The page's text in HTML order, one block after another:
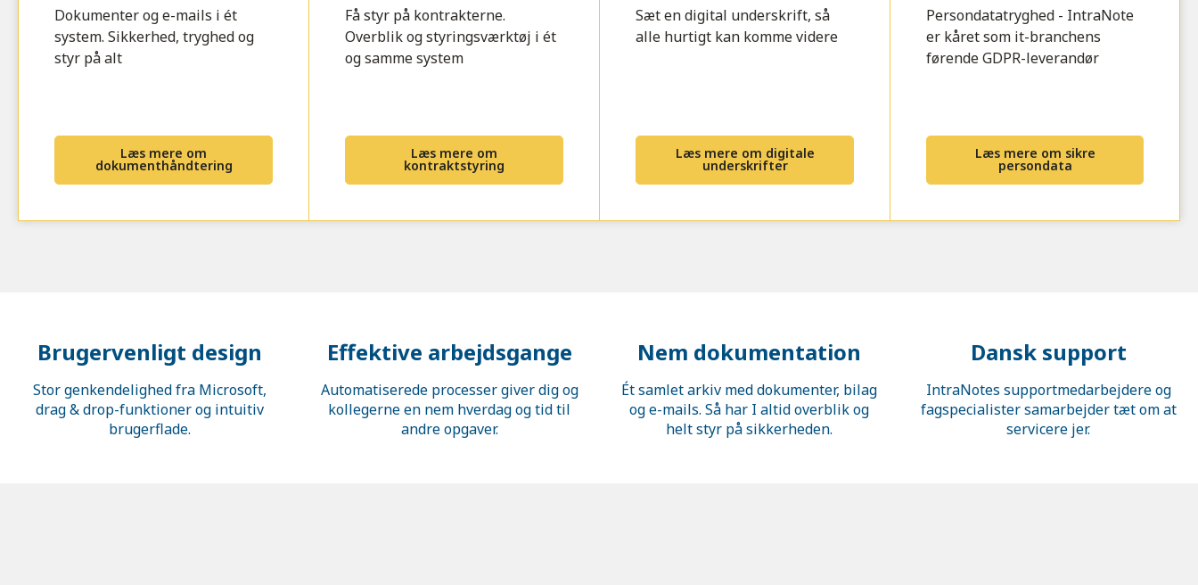
Dokumenter og e-mails i ét
system. Sikkerhed, tryghed og
styr på alt
Læs mere om
dokumenthåndtering
Få styr på kontrakterne.
Overblik og styringsværktøj i ét
og samme system
Læs mere om
kontraktstyring
Sæt en digital underskrift, så
alle hurtigt kan komme videre
Læs mere om digitale
underskrifter
Persondatatryghed - IntraNote
er kåret som it-branchens
førende GDPR-leverandør
Læs mere om sikre
persondata
Brugervenligt design
Stor genkendelighed fra Microsoft,
drag & drop-funktioner og intuitiv
brugerflade.
Effektive arbejdsgange
Automatiserede processer giver dig og
kollegerne en nem hverdag og tid til
andre opgaver.
Nem dokumentation
Ét samlet arkiv med dokumenter, bilag
og e-mails. Så har I altid overblik og
helt styr på sikkerheden.
Dansk support
IntraNotes supportmedarbejdere og
fagspecialister samarbejder tæt om at
servicere jer.